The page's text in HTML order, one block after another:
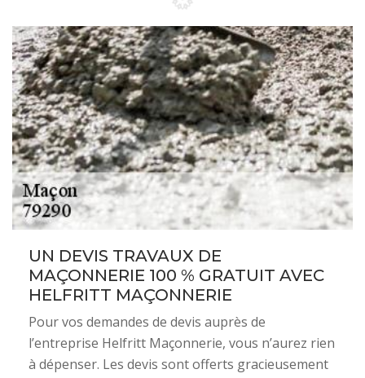
UN DEVIS TRAVAUX DE
MAÇONNERIE 100 % GRATUIT AVEC
HELFRITT MAÇONNERIE
Pour vos demandes de devis auprès de
l’entreprise Helfritt Maçonnerie, vous n’aurez rien
à dépenser. Les devis sont offerts gracieusement